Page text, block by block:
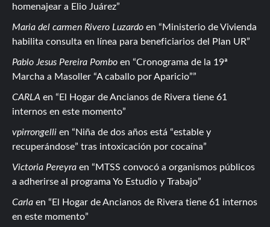
homenajear a Elio Juárez
Maria del carmen Rivero Luzardo en
Ministerio de Vivienda
habilita consulta en línea para beneficiarios del Plan UR
Pablo Jesus Pereira Pombo en
Cronograma de la 19ª
Marcha a Masoller “A caballo por Aparicio”
CARLA en
El Hogar de Ancianos de Rivera tiene 61
internos en este momento
vpirrongelli en
Niña de dos años está “estable y
recuperándose” tras intoxicación por cocaína
Victoria Pereyra en
MTSS convocó a organismos públicos
a adherirse al programa Yo Estudio y Trabajo
Carla en
El Hogar de Ancianos de Rivera tiene 61 internos
en este momento